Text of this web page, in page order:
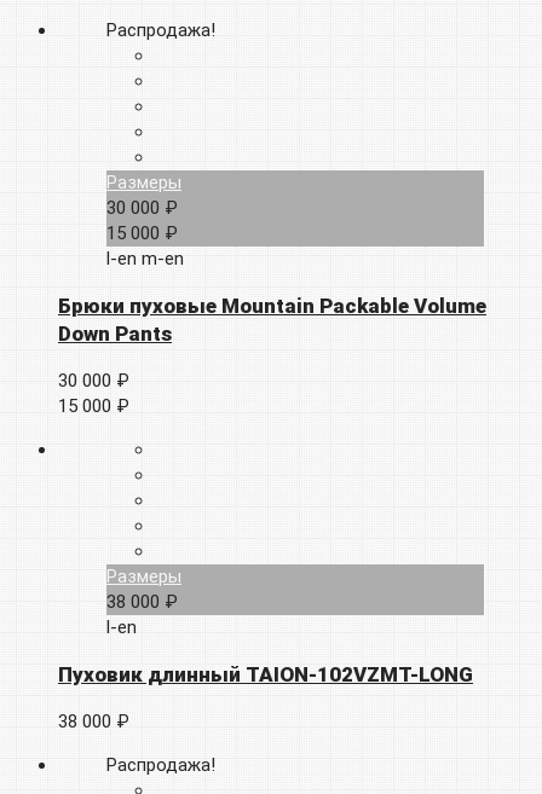
Распродажа!
Размеры
30 000 ₽
15 000 ₽
l-en m-en
Брюки пуховые Mountain Packable Volume
Down Pants
30 000 ₽
15 000 ₽
Размеры
38 000 ₽
l-en
Пуховик длинный TAION-102VZMT-LONG
38 000 ₽
Распродажа!